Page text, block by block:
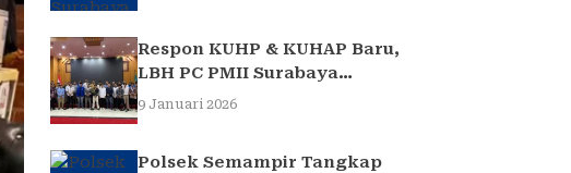
Respon KUHP & KUHAP Baru,
LBH PC PMII Surabaya
Selenggarakan Sarasehan
9 Januari 2026
Polsek Semampir Tangkap